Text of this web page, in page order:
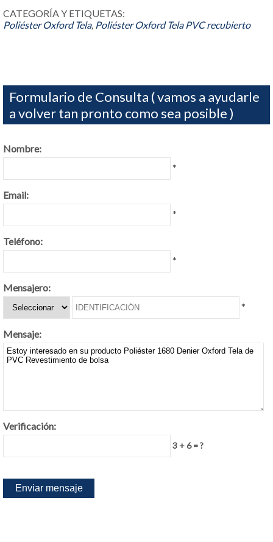
CATEGORÍA Y ETIQUETAS:
Poliéster Oxford Tela, Poliéster Oxford Tela PVC recubierto
Formulario de Consulta ( vamos a ayudarle
a volver tan pronto como sea posible )
Nombre:
*
Email:
*
Teléfono:
*
Mensajero:
*
Mensaje:
Verificación:
3 + 6 = ?